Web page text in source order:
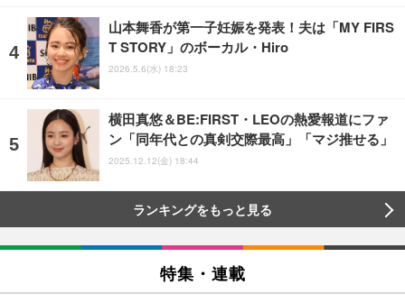
山本舞香が第一子妊娠を発表！夫は「MY FIRS
T STORY」のボーカル・Hiro
2026.5.6(水) 18:23
横田真悠＆BE:FIRST・LEOの熱愛報道にファ
ン「同年代との真剣交際最高」「マジ推せる」
2025.12.12(金) 18:44
ランキングをもっと見る
特集・連載